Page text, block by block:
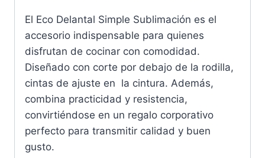
El Eco Delantal Simple Sublimación es el
accesorio indispensable para quienes
disfrutan de cocinar con comodidad.
Diseñado con corte por debajo de la rodilla,
cintas de ajuste en la cintura. Además,
combina practicidad y resistencia,
convirtiéndose en un regalo corporativo
perfecto para transmitir calidad y buen
gusto.